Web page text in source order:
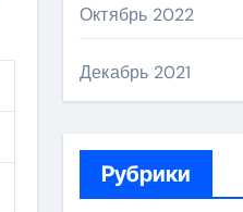
Октябрь 2022
Декабрь 2021
Рубрики